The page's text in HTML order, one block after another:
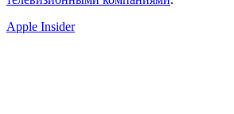
Apple Insider